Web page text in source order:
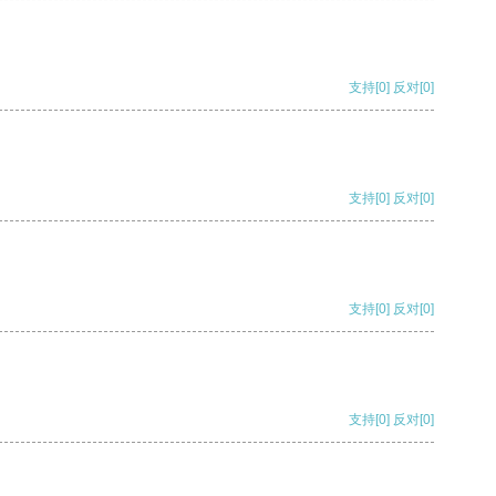
支持[0] 反对[0]
支持[0] 反对[0]
支持[0] 反对[0]
支持[0] 反对[0]